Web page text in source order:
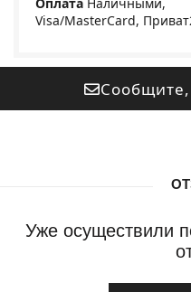
Visa/MasterCard,
Сообщите,
Уже осуществили